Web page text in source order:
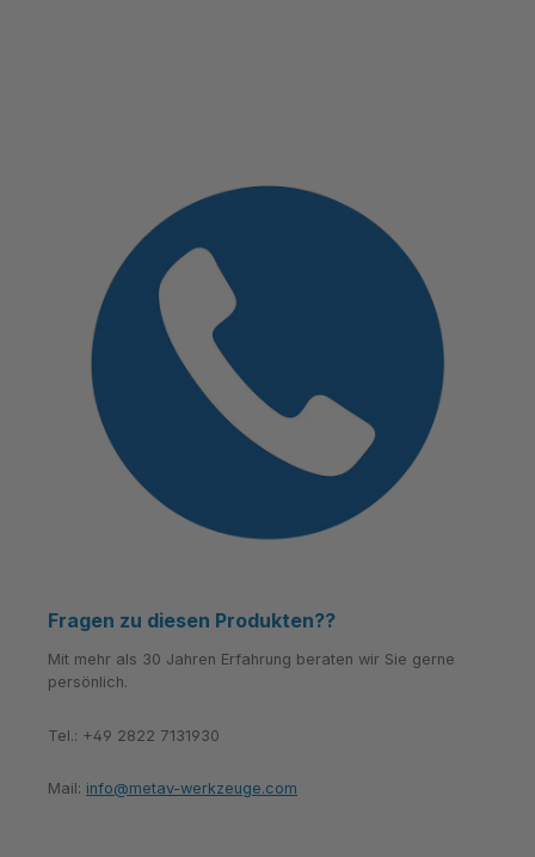
Fragen zu diesen Produkten??
Mit mehr als 30 Jahren Erfahrung beraten wir Sie gerne
persönlich.
Tel.: +49 2822 7131930
Mail: info@metav-werkzeuge.com